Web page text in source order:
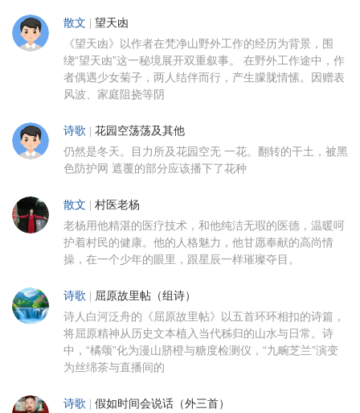
散文 | 望天凼
《望天凼》以作者在梵净山野外工作的经历为背景，围
绕“望天凼”这一秘境展开双重叙事。 在野外工作途中，作
者偶遇少女菊子，两人结伴而行，产生朦胧情愫。因赠表
风波、家庭阻挠等阴
诗歌 | 花园空荡荡及其他
仍然是冬天。目力所及花园空无 一花。翻转的干土，被黑
色防护网 遮覆的部分应该播下了花种
散文 | 村医老杨
老杨用他精湛的医疗技术，和他纯洁无瑕的医德，温暖呵
护着村民的健康。他的人格魅力，他甘愿奉献的高尚情
操，在一个少年的眼里，跟星辰一样璀璨夺目。
诗歌 | 屈原故里帖（组诗）
诗人白河泛舟的《屈原故里帖》以五首环环相扣的诗篇，
将屈原精神从历史文本植入当代秭归的山水与日常。诗
中，“橘颂”化为漫山脐橙与糖度检测仪，“九畹芝兰”演变
为丝绵茶与直播间的
诗歌 | 假如时间会说话（外三首）